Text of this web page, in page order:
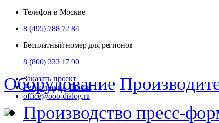
Телефон в Москве
8 (495) 788 72 84
Бесплатный номер для регионов
8 (800) 333 17 90
Заказать проект
Регистрация Войти
office@ooo-dialog.ru
Оборудование
Производство пресс-